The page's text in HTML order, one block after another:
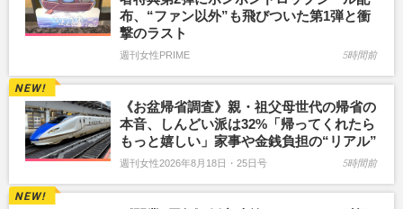
布、“ファン以外”も飛びついた第1弾と衝
撃のラスト
週刊女性PRIME 5時間前
《お盆帰省調査》親・祖父母世代の帰省の
本音、しんどい派は32%「帰ってくれたら
もっと嬉しい」家事や金銭負担の“リアル”
週刊女性2026年8月18日・25日号 5時間前